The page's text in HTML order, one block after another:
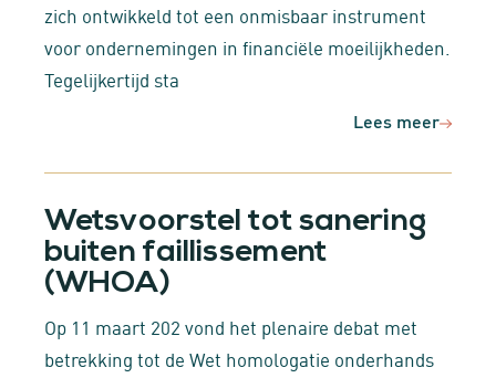
zich ontwikkeld tot een onmisbaar instrument
voor ondernemingen in financiële moeilijkheden.
Tegelijkertijd sta
Lees meer
Wetsvoorstel tot sanering
buiten faillissement
(WHOA)
Op 11 maart 202 vond het plenaire debat met
betrekking tot de Wet homologatie onderhands